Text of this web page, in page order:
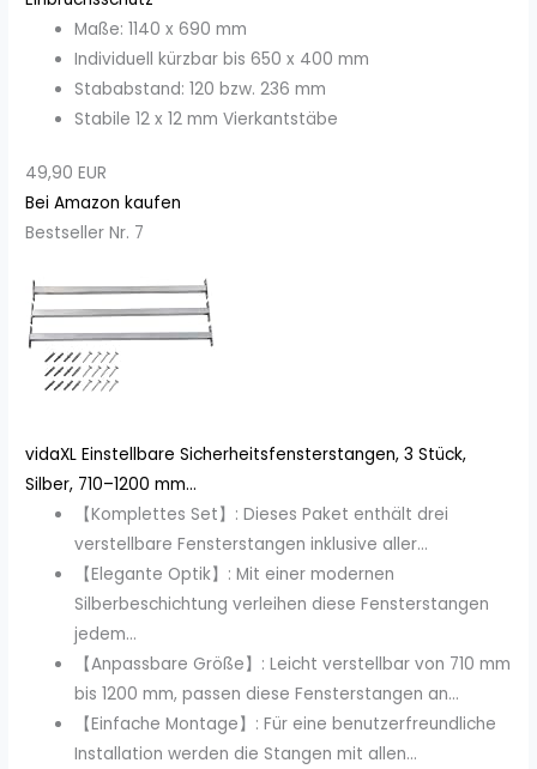
Maße: 1140 x 690 mm
Individuell kürzbar bis 650 x 400 mm
Stababstand: 120 bzw. 236 mm
Stabile 12 x 12 mm Vierkantstäbe
49,90 EUR
Bei Amazon kaufen
Bestseller Nr. 7
vidaXL Einstellbare Sicherheitsfensterstangen, 3 Stück,
Silber, 710–1200 mm...
【Komplettes Set】: Dieses Paket enthält drei
verstellbare Fensterstangen inklusive aller...
【Elegante Optik】: Mit einer modernen
Silberbeschichtung verleihen diese Fensterstangen
jedem...
【Anpassbare Größe】: Leicht verstellbar von 710 mm
bis 1200 mm, passen diese Fensterstangen an...
【Einfache Montage】: Für eine benutzerfreundliche
Installation werden die Stangen mit allen...